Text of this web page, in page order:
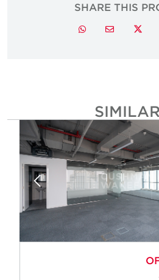
SHARE THIS
Twitter
Email
Whatsapp